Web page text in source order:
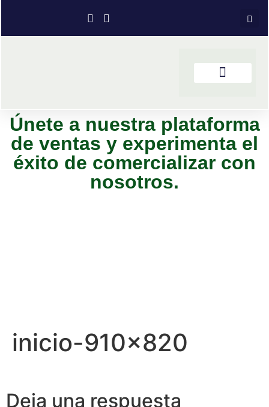
Únete a nuestra plataforma
de ventas y experimenta el
éxito de comercializar con
nosotros.
inicio-910×820
Deja una respuesta